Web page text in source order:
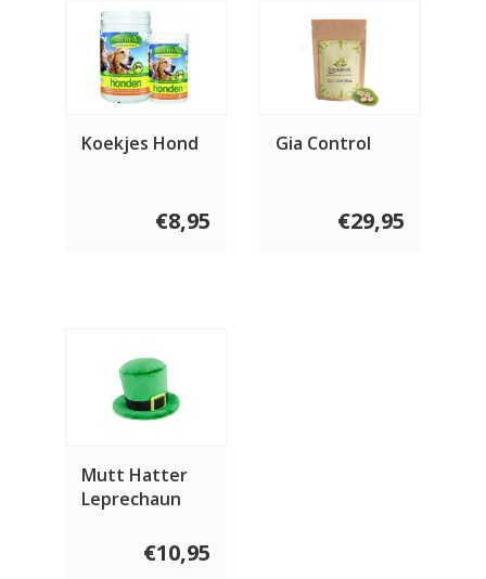
Koekjes Hond
€8,95
Gia Control
€29,95
Mutt Hatter
Leprechaun
€10,95